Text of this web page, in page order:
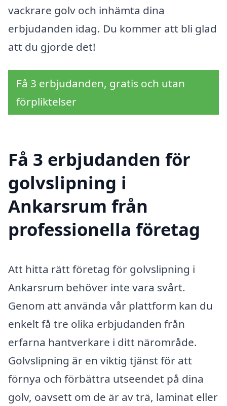
vackrare golv och inhämta dina
erbjudanden idag. Du kommer att bli glad
att du gjorde det!
Få 3 erbjudanden, gratis och utan
förpliktelser
Få 3 erbjudanden för
golvslipning i
Ankarsrum från
professionella företag
Att hitta rätt företag för golvslipning i
Ankarsrum behöver inte vara svårt.
Genom att använda vår plattform kan du
enkelt få tre olika erbjudanden från
erfarna hantverkare i ditt närområde.
Golvslipning är en viktig tjänst för att
förnya och förbättra utseendet på dina
golv, oavsett om de är av trä, laminat eller